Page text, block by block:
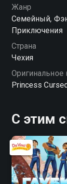
Жанр
Семейный,
Приключения
Страна
Чехия
Оригинальное
Princess
С этим